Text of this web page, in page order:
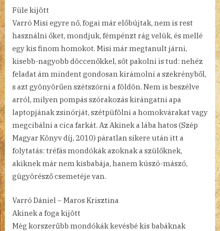
Füle kijött
Varró Misi egyre nő, fogai már előbújtak, nem is rest
használni őket, mondjuk, fémpénzt rág velük, és mellé
egy kis finom homokot. Misi már megtanult járni,
kisebb-nagyobb döccenőkkel, sőt pakolni is tud: nehéz
feladat ám mindent gondosan kirámolni a szekrényből,
s azt gyönyörűen szétszórni a földön. Nem is beszélve
arról, milyen pompás szórakozás kirángatni apa
laptopjának zsinórját, szétpüfölni a homokvárakat vagy
megcibálni a cica farkát. Az Akinek a lába hatos (Szép
Magyar Könyv díj, 2010) páratlan sikere után itt a
folytatás: tréfás mondókák azoknak a szülőknek,
akiknek már nem kisbabája, hanem kúszó-mászó,
gügyörésző csemetéje van.
Varró Dániel – Maros Krisztina
Akinek a foga kijött
Még korszerűbb mondókák kevésbé kis babáknak